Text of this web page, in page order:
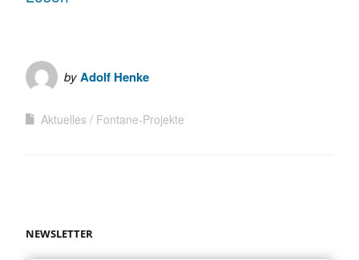
byAdolf Henke
Aktuelles Fontane-Projekte
NEWSLETTER